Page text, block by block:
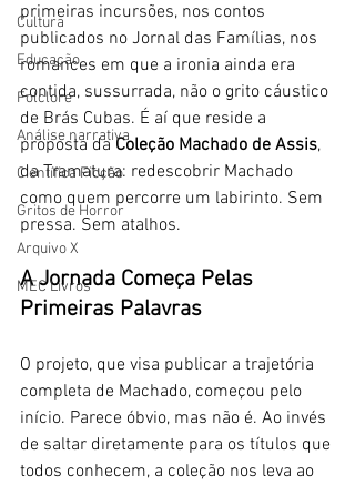
Cultura
Educação
Folclore
Análise narrativa
Científica Ficção
Gritos de Horror
Arquivo X
MEC Livros
primeiras incursões, nos contos
publicados no Jornal das Famílias, nos
romances em que a ironia ainda era
contida, sussurrada, não o grito cáustico
de Brás Cubas. É aí que reside a
proposta da Coleção Machado de Assis,
da Tramatura: redescobrir Machado
como quem percorre um labirinto. Sem
pressa. Sem atalhos.
A Jornada Começa Pelas
Primeiras Palavras
O projeto, que visa publicar a trajetória
completa de Machado, começou pelo
início. Parece óbvio, mas não é. Ao invés
de saltar diretamente para os títulos que
todos conhecem, a coleção nos leva ao